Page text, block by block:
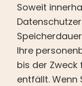
Soweit
Ihre
bis der
entfällt. Wenn